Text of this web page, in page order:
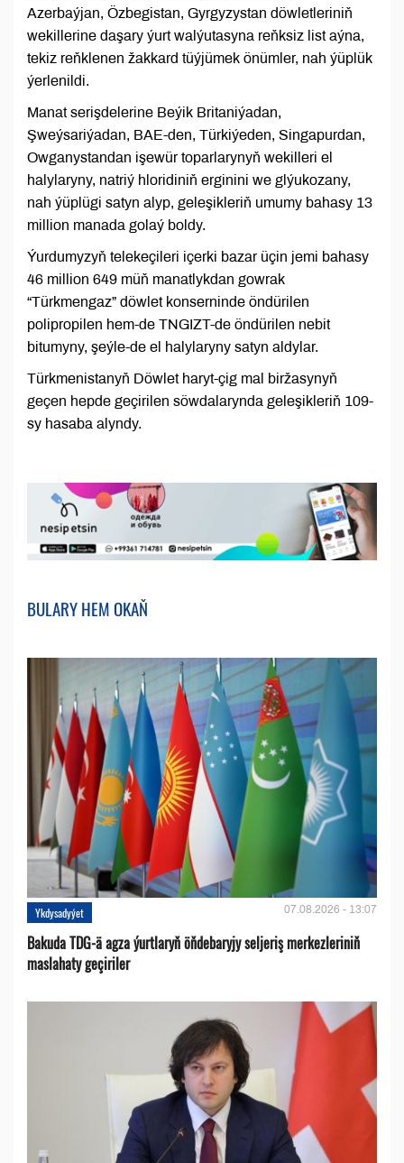
Azerbaýjan, Özbegistan, Gyrgyzystan döwletleriniň
wekillerine daşary ýurt walýutasyna reňksiz list aýna,
tekiz reňklenen žakkard tüýjümek önümler, nah ýüplük
ýerlenildi.
Manat serişdelerine Beýik Britaniýadan,
Şweýsariýadan, BAE-den, Türkiýeden, Singapurdan,
Owganystandan işewür toparlarynyň wekilleri el
halylaryny, natriý hloridiniň erginini we glýukozany,
nah ýüplügi satyn alyp, geleşikleriň umumy bahasy 13
million manada golaý boldy.
Ýurdumyzyň telekeçileri içerki bazar üçin jemi bahasy
46 million 649 müň manatlykdan gowrak
“Türkmengaz” döwlet konserninde öndürilen
polipropilen hem-de TNGIZT-de öndürilen nebit
bitumyny, şeýle-de el halylaryny satyn aldylar.
Türkmenistanyň Döwlet haryt-çig mal biržasynyň
geçen hepde geçirilen söwdalarynda geleşikleriň 109-
sy hasaba alyndy.
BULARY HEM OKAŇ
Ykdysadyýet 07.08.2026 - 13:07
Bakuda TDG-ä agza ýurtlaryň öňdebaryjy seljeriş merkezleriniň
maslahaty geçiriler